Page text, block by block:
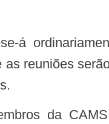
as reuniões